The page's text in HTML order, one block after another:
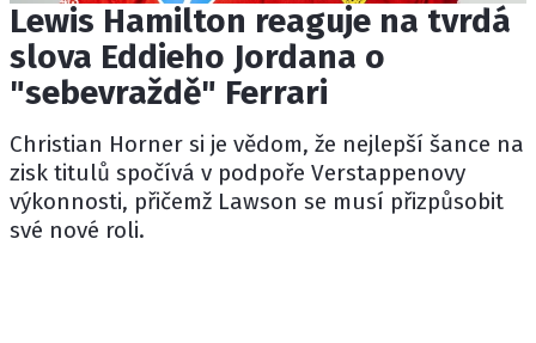
Lewis Hamilton reaguje na tvrdá
slova Eddieho Jordana o
"sebevraždě" Ferrari
Christian Horner si je vědom, že nejlepší šance na
zisk titulů spočívá v podpoře Verstappenovy
výkonnosti, přičemž Lawson se musí přizpůsobit
své nové roli.